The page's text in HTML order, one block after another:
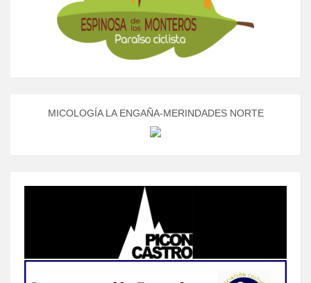
MICOLOGÍA LA ENGAÑA-MERINDADES NORTE